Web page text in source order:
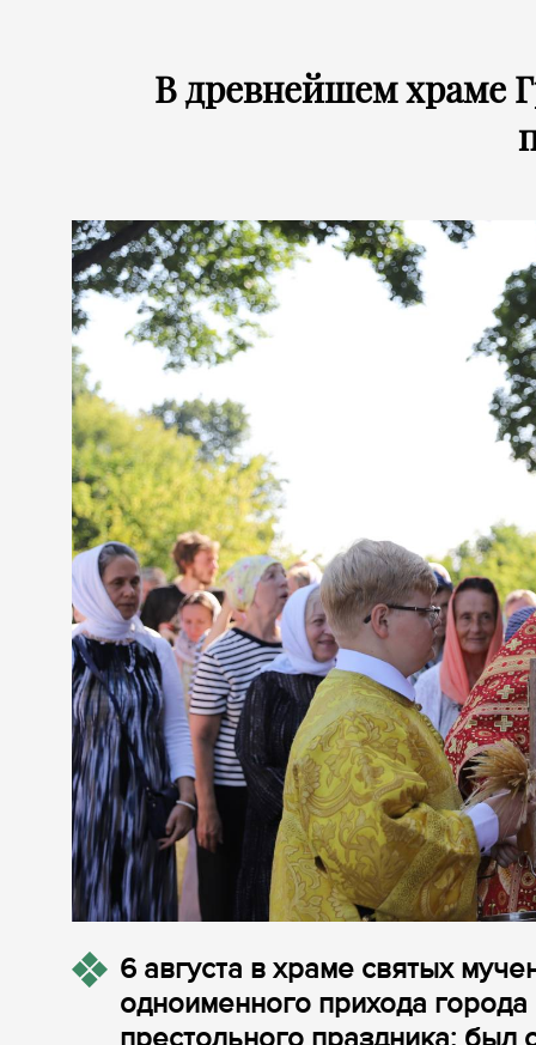
В древнейшем храме
6 августа в храме святых
одноименного прихода
престольного праздника: